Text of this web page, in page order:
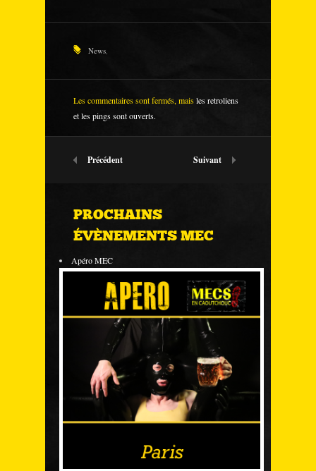
News,
Les commentaires sont fermés, maisles retroliens
et les pings sont ouverts.
Précédent Suivant
PROCHAINS
ÉVÈNEMENTS MEC
Apéro MEC